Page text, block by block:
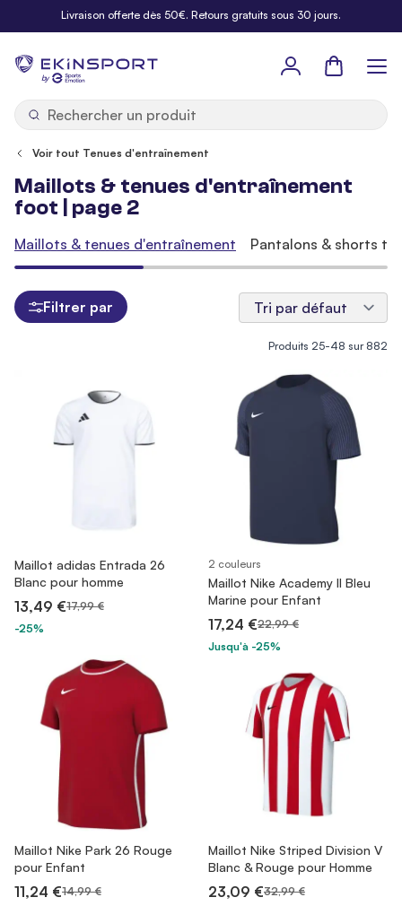
Allez au contenuLivraison offerte dès 50€. Retours gratuits sous 30 jours.
by
Panier
Voir tout Tenues d'entraînement
Maillots & tenues d'entraînement
foot | page 2
Produits 25-48 sur882
Maillot adidas Entrada 26
Blanc pour homme
13,49 €17,99 €
-25%
2 couleurs
Maillot Nike Academy II Bleu
Marine pour Enfant
17,24 €22,99 €
Jusqu'à -25%
Maillot Nike Park 26 Rouge
pour Enfant
11,24 €14,99 €
Maillot Nike Striped Division V
Blanc & Rouge pour Homme
23,09 €32,99 €
Maillots & tenues d'entraînement Pantalons & shorts
Filtrer par